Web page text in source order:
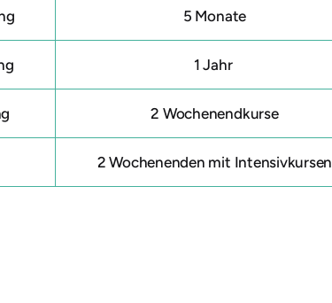
5 Monate
1 Jahr
2 Wochenendkurse
2 Wochenenden mit Intensivkursen